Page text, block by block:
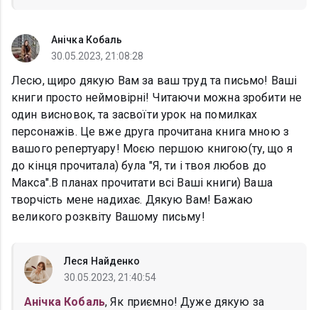
Анічка Кобаль
30.05.2023, 21:08:28
Лесю, щиро дякую Вам за ваш труд та письмо! Ваші
книги просто неймовірні! Читаючи можна зробити не
один висновок, та засвоїти урок на помилках
персонажів. Це вже друга прочитана книга мною з
вашого репертуару! Моєю першою книгою(ту, що я
до кінця прочитала) була "Я, ти і твоя любов до
Макса".В планах прочитати всі Ваші книги) Ваша
творчість мене надихає. Дякую Вам! Бажаю
великого розквіту Вашому письму!
Леся Найденко
30.05.2023, 21:40:54
Анічка Кобаль, Як приємно! Дуже дякую за